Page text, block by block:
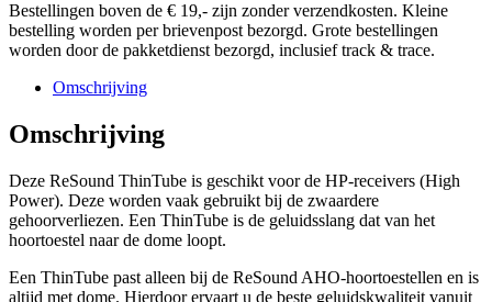
Bestellingen boven de € 19,- zijn zonder verzendkosten. Kleine
bestelling worden per brievenpost bezorgd. Grote bestellingen
worden door de pakketdienst bezorgd, inclusief track & trace.
Omschrijving
Omschrijving
Deze ReSound ThinTube is geschikt voor de HP-receivers (High
Power). Deze worden vaak gebruikt bij de zwaardere
gehoorverliezen. Een ThinTube is de geluidsslang dat van het
hoortoestel naar de dome loopt.
Een ThinTube past alleen bij de ReSound AHO-hoortoestellen en is
altijd met dome. Hierdoor ervaart u de beste geluidskwaliteit vanuit